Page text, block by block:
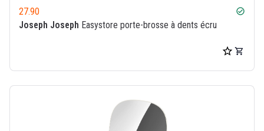
27.90 check_circle
Joseph Joseph Easystore porte-brosse à dents écru